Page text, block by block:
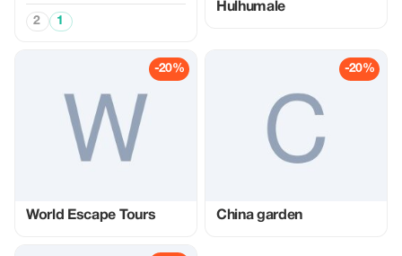
2 1
Hulhumale
-20%
World Escape Tours
-20%
China garden